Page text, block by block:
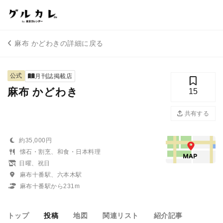
麻布 かどわきの詳細に戻る
公式 月刊誌掲載店
麻布 かどわき 15
共有する
約35,000円
懐石・割烹、和食・日本料理
日曜、祝日
麻布十番駅、六本木駅
麻布十番駅から231m
トップ 投稿 地図 関連リスト 紹介記事